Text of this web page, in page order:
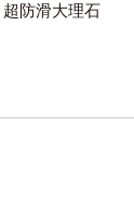
超防滑大理石